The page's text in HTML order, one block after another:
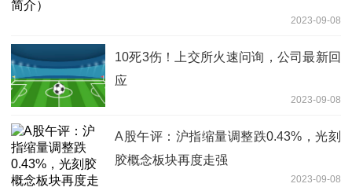
2023-09-08
10死3伤！上交所火速问询，公司最新回
应
2023-09-08
A股午评：沪指缩量调整跌0.43%，光刻
胶概念板块再度走强
2023-09-08